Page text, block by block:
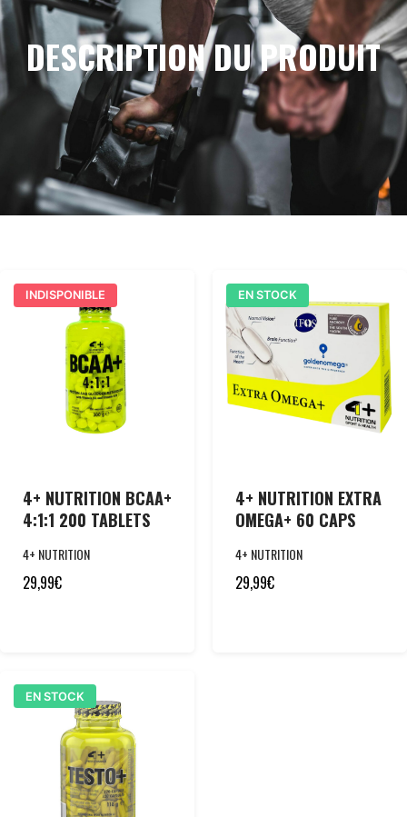
DESCRIPTION DU PRODUIT
INDISPONIBLE
4+ NUTRITION BCAA+
4:1:1 200 TABLETS
4+ NUTRITION
29,99€
EN STOCK
4+ NUTRITION EXTRA
OMEGA+ 60 CAPS
4+ NUTRITION
29,99€
EN STOCK